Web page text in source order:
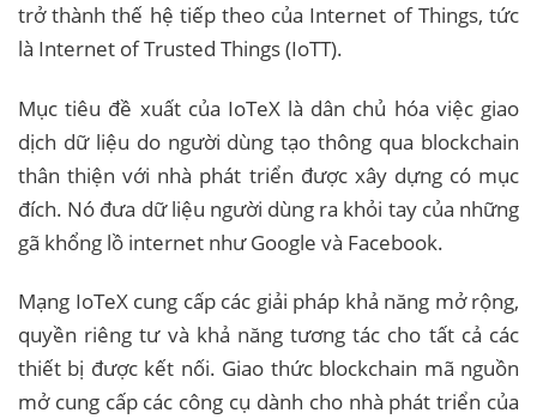
trở thành thế hệ tiếp theo của Internet of Things, tức
là Internet of Trusted Things (IoTT).
Mục tiêu đề xuất của IoTeX là dân chủ hóa việc giao
dịch dữ liệu do người dùng tạo thông qua blockchain
thân thiện với nhà phát triển được xây dựng có mục
đích. Nó đưa dữ liệu người dùng ra khỏi tay của những
gã khổng lồ internet như Google và Facebook.
Mạng IoTeX cung cấp các giải pháp khả năng mở rộng,
quyền riêng tư và khả năng tương tác cho tất cả các
thiết bị được kết nối. Giao thức blockchain mã nguồn
mở cung cấp các công cụ dành cho nhà phát triển của